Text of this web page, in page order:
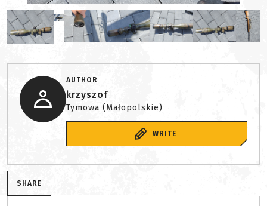
AUTHOR
krzyszof
Tymowa (Małopolskie)
WRITE
SHARE